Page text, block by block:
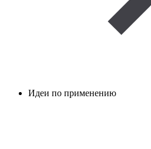
Идеи по применению